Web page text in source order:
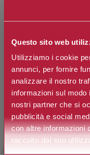
Questo sito web
Utilizziamo i cookie
annunci, per fornire
analizzare il nostro
informazioni sul
nostri partner che si
pubblicità e social
con altre informazioni
raccolto dal suo
nostri cookie se
Si tratta della
Impeccabile Ombretto
tua personalità?